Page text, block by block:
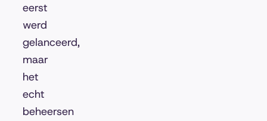
eerst
werd
gelanceerd,
maar
het
echt
beheersen